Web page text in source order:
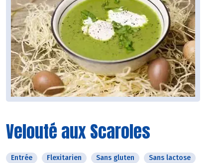
Velouté aux Scaroles
Entrée Flexitarien Sans gluten
Sans lactose